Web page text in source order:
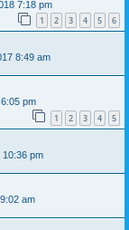
7:18 pm
1 2 3 4 5 6
8:49 am
pm
1 2 3 4 5
pm
am